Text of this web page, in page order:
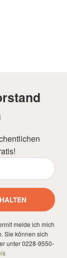
melde ich mich
Sie können sich
unter 0228-9550-